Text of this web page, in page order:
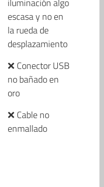
iluminación algo
escasa y no en
la rueda de
desplazamiento
❌ Conector USB
no bañado en
oro
❌ Cable no
enmallado